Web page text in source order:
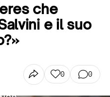
che
e il suo
0 0